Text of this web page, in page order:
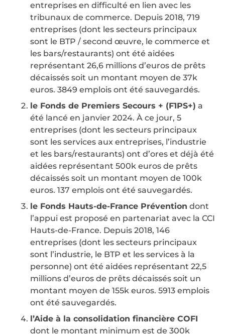
entreprises en difficulté en lien avec les
tribunaux de commerce. Depuis 2018, 719
entreprises (dont les secteurs principaux
sont le BTP / second œuvre, le commerce et
les bars/restaurants) ont été aidées
représentant 26,6 millions d’euros de prêts
décaissés soit un montant moyen de 37k
euros. 3849 emplois ont été sauvegardés.
le Fonds de Premiers Secours + (F1PS+) a
été lancé en janvier 2024. À ce jour, 5
entreprises (dont les secteurs principaux
sont les services aux entreprises, l’industrie
et les bars/restaurants) ont d’ores et déjà été
aidées représentant 500k euros de prêts
décaissés soit un montant moyen de 100k
euros. 137 emplois ont été sauvegardés.
le Fonds Hauts-de-France Prévention dont
l’appui est proposé en partenariat avec la CCI
Hauts-de-France. Depuis 2018, 146
entreprises (dont les secteurs principaux
sont l’industrie, le BTP et les services à la
personne) ont été aidées représentant 22,5
millions d’euros de prêts décaissés soit un
montant moyen de 155k euros. 5913 emplois
ont été sauvegardés.
l’Aide à la consolidation financière COFI
dont le montant minimum est de 300k